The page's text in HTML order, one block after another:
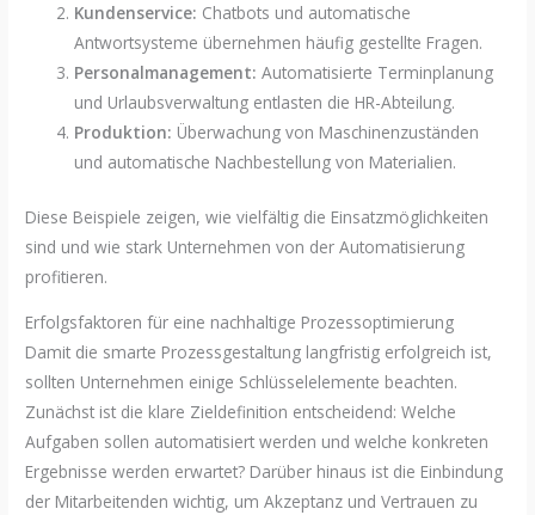
Kundenservice: Chatbots und automatische
Antwortsysteme übernehmen häufig gestellte Fragen.
Personalmanagement: Automatisierte Terminplanung
und Urlaubsverwaltung entlasten die HR-Abteilung.
Produktion: Überwachung von Maschinenzuständen
und automatische Nachbestellung von Materialien.
Diese Beispiele zeigen, wie vielfältig die Einsatzmöglichkeiten
sind und wie stark Unternehmen von der Automatisierung
profitieren.
Erfolgsfaktoren für eine nachhaltige Prozessoptimierung
Damit die smarte Prozessgestaltung langfristig erfolgreich ist,
sollten Unternehmen einige Schlüsselelemente beachten.
Zunächst ist die klare Zieldefinition entscheidend: Welche
Aufgaben sollen automatisiert werden und welche konkreten
Ergebnisse werden erwartet? Darüber hinaus ist die Einbindung
der Mitarbeitenden wichtig, um Akzeptanz und Vertrauen zu